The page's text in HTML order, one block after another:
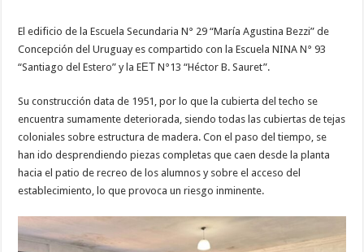
El edificio de la Escuela Secundaria N° 29 “María Agustina Bezzi” de
Concepción del Uruguay es compartido con la Escuela NINA N° 93
“Santiago del Estero” y la EΕΤ N°13 “Héctor B. Sauret”.
Su construcción data de 1951, por lo que la cubierta del techo se
encuentra sumamente deteriorada, siendo todas las cubiertas de tejas
coloniales sobre estructura de madera. Con el paso del tiempo, se
han ido desprendiendo piezas completas que caen desde la planta
hacia el patio de recreo de los alumnos y sobre el acceso del
establecimiento, lo que provoca un riesgo inminente.